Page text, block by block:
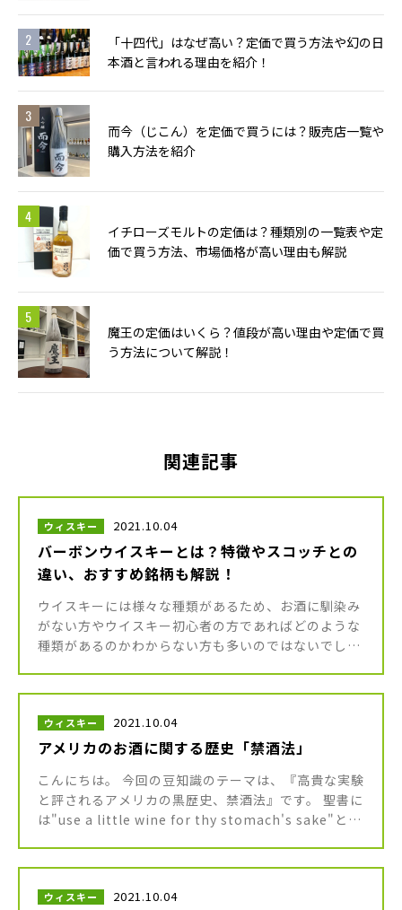
「十四代」はなぜ高い？定価で買う方法や幻の日
本酒と言われる理由を紹介！
而今（じこん）を定価で買うには？販売店一覧や
購入方法を紹介
イチローズモルトの定価は？種類別の一覧表や定
価で買う方法、市場価格が高い理由も解説
魔王の定価はいくら？値段が高い理由や定価で買
う方法について解説！
関連記事
ウィスキー 2021.10.04
バーボンウイスキーとは？特徴やスコッチとの
違い、おすすめ銘柄も解説！
ウイスキーには様々な種類があるため、お酒に馴染み
がない方やウイスキー初心者の方であればどのような
種類があるのかわからない方も多いのではないでしょ
ウィスキー 2021.10.04
アメリカのお酒に関する歴史「禁酒法」
こんにちは。 今回の豆知識のテーマは、『高貴な実験
と評されるアメリカの黒歴史、禁酒法』です。 聖書に
は"use a little wine for thy stomach's sake"とい
ウィスキー 2021.10.04